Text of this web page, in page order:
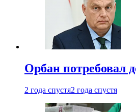
Орбан потребовал
2 года спустя2 года спустя